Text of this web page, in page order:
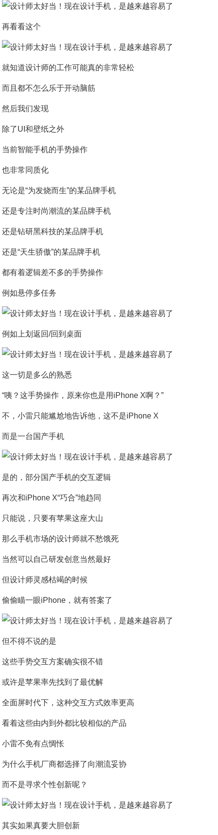
再看看这个
就知道设计师的工作可能真的非常轻松
而且都不怎么乐于开动脑筋
然后我们发现
除了UI和壁纸之外
当前智能手机的手势操作
也非常同质化
无论是“为发烧而生”的某品牌手机
还是专注时尚潮流的某品牌手机
还是钻研黑科技的某品牌手机
还是“天生骄傲”的某品牌手机
都有着逻辑差不多的手势操作
例如悬停多任务
例如上划返回/回到桌面
这一切是多么的熟悉
“咦？这手势操作，原来你也是用iPhone X啊？”
不，小雷只能尴尬地告诉他，这不是iPhone X
而是一台国产手机
是的，部分国产手机的交互逻辑
再次和iPhone X“巧合”地趋同
只能说，只要有苹果这座大山
那么手机市场的设计师就不愁饿死
当然可以自己研发创意当然最好
但设计师灵感枯竭的时候
偷偷瞄一眼iPhone，就有答案了
但不得不说的是
这些手势交互方案确实很不错
或许是苹果率先找到了最优解
全面屏时代下，这种交互方式效率更高
看着这些由内到外都比较相似的产品
小雷不免有点惆怅
为什么手机厂商都选择了向潮流妥协
而不是寻求个性创新呢？
其实如果真要大胆创新